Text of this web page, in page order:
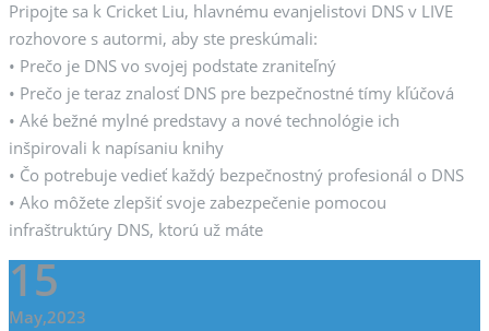
Pripojte sa k Cricket Liu, hlavnému evanjelistovi DNS v LIVE
rozhovore s autormi, aby ste preskúmali:
• Prečo je DNS vo svojej podstate zraniteľný
• Prečo je teraz znalosť DNS pre bezpečnostné tímy kľúčová
• Aké bežné mylné predstavy a nové technológie ich
inšpirovali k napísaniu knihy
• Čo potrebuje vedieť každý bezpečnostný profesionál o DNS
• Ako môžete zlepšiť svoje zabezpečenie pomocou
infraštruktúry DNS, ktorú už máte
15
May,2023